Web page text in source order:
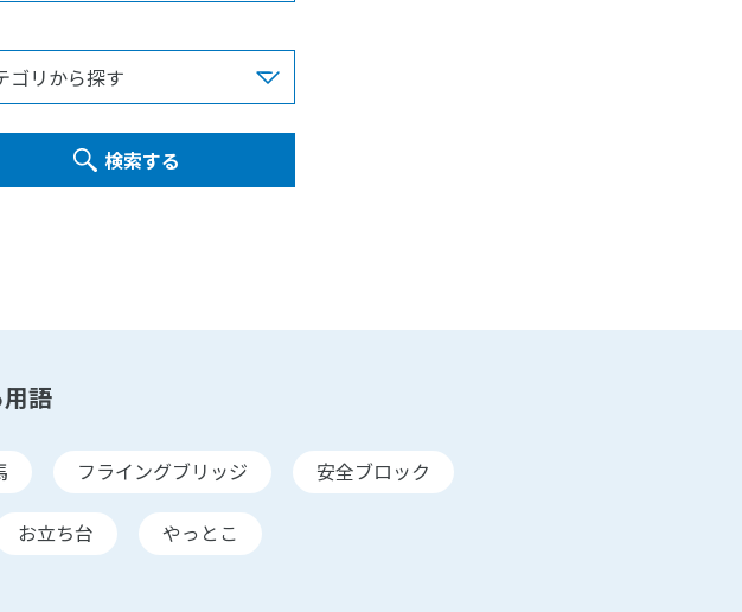
検索する
語
フライングブリッジ 安全ブロック
お立ち台 やっとこ